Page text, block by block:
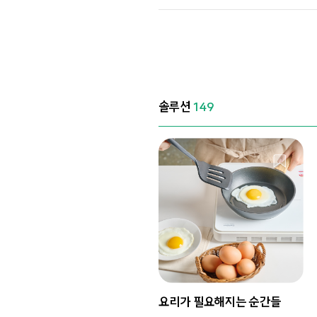
솔루션 149
요리가 필요해지는 순간들